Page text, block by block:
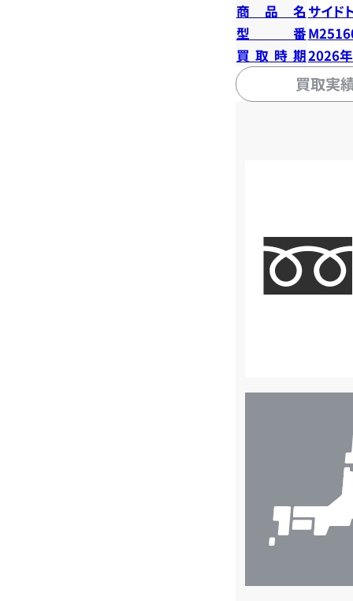
商品名 サイド
型番
買取時期2026
買取実